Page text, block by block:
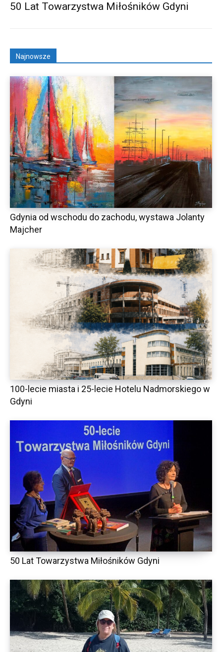
50 Lat Towarzystwa Miłośników Gdyni
Najnowsze
Gdynia od wschodu do zachodu, wystawa Jolanty
Majcher
100-lecie miasta i 25-lecie Hotelu Nadmorskiego w
Gdyni
50 Lat Towarzystwa Miłośników Gdyni